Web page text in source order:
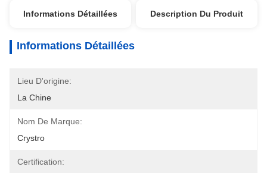
Informations Détaillées Description Du Produit
Informations Détaillées
Lieu D'origine:
La Chine
Nom De Marque:
Crystro
Certification: